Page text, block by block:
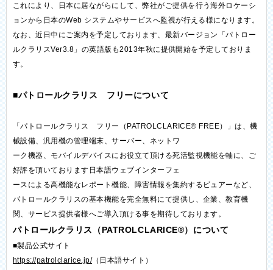
これにより、日本に居ながらにして、弊社がご提供を行う海外ロケーシ
ョンから日本のWeb システムやサービスへ監視が行える様になります。
なお、近日中にご案内を予定しております、最新バージョン「パトロー
ルクラリスVer3.8」の英語版も2013年秋に提供開始を予定しておりま
す。
■パトロールクラリス フリーについて
「パトロールクラリス フリー（PATROLCLARICE® FREE）」は、機
械設備、汎用機の管理端末、サーバー、ネットワ
ーク機器、モバイルデバイスにお役立て頂ける死活監視機能を軸に、ご
好評を頂いております日本語ウェブインターフェ
ースによる高機能なレポート機能、障害情報を集約するビュアーなど、
パトロールクラリスの基本機能を完全無料にて提供し、企業、教育機
関、サービス提供者様へご導入頂ける事を期待しております。
パトロールクラリス（PATROLCLARICE®）について
■製品公式サイト
https://patrolclarice.jp/（日本語サイト）